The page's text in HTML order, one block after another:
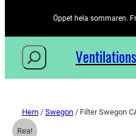
Öppet hela sommaren.
Sök
Hem / Swegon / Filter Swegon
Rea!